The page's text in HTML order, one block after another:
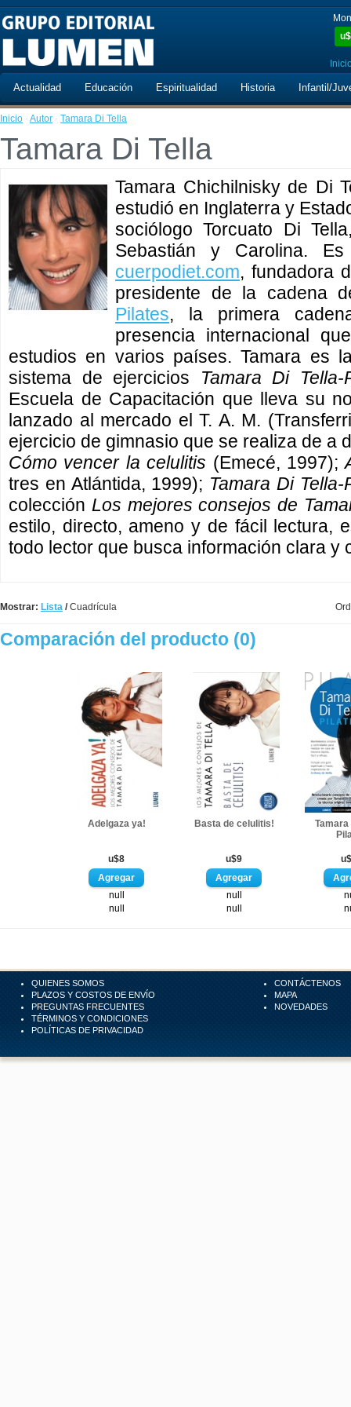
u$
Actualidad Educación Espiritualidad Historia Infantil/
Inicio · Autor · Tamara Di Tella
Tamara Di Tella
Tamara Chichilnisky de Di
estudió en Inglaterra y
sociólogo Torcuato Di
Sebastián y Carolina.
cuerpodiet.com, fundadora
presidente de la cadena
Pilates, la primera
presencia internacional
estudios en varios países. Tamara es
sistema de ejercicios Tamara Di Tella-
Escuela de Capacitación que lleva su
lanzado al mercado el T. A. M.
ejercicio de gimnasio que se realiza de a
Cómo vencer la celulitis (Emecé, 1997);
tres en Atlántida, 1999); Tamara Di Tella-
colección Los mejores consejos de
estilo, directo, ameno y de fácil lectura,
todo lector que busca información clara y
Mostrar: Lista /Cuadrícula
Comparación del producto (0)
Adelgaza ya!
u$8
null
null
Basta de celulitis!
u$9
null
null
Tamara
QUIENES SOMOS
PLAZOS Y COSTOS DE ENVÍO
PREGUNTAS FRECUENTES
TÉRMINOS Y CONDICIONES
POLÍTICAS DE PRIVACIDAD
CONTÁCTENOS
MAPA
NOVEDADES